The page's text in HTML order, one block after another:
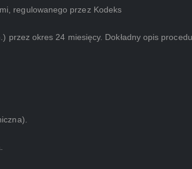
regulowanego przez Kodeks
okres 24 miesięcy. Dokładny opis